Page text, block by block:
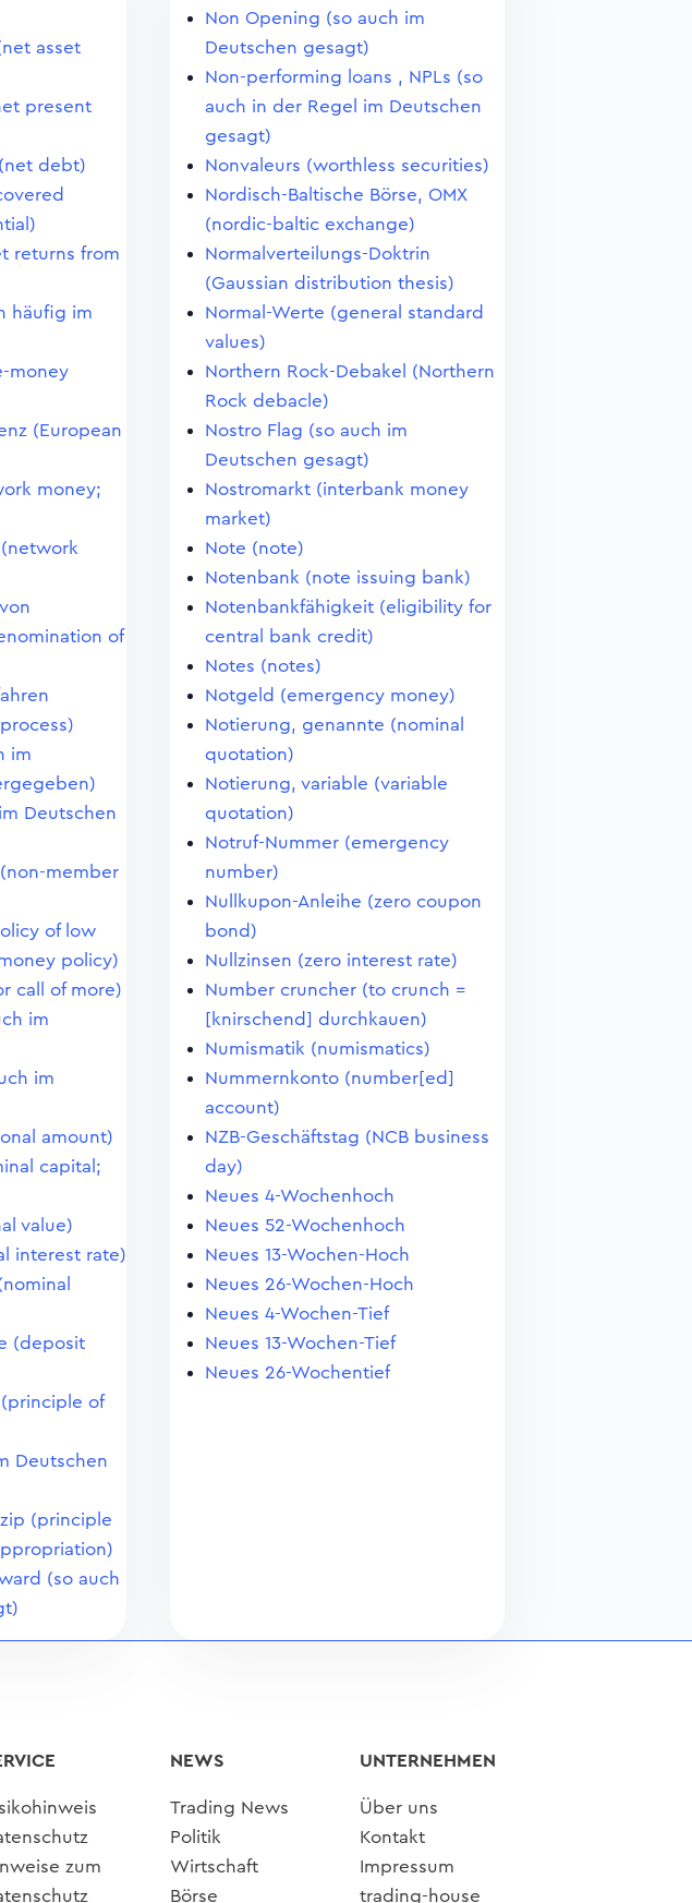
asset
present
debt)
returns from
häufig im
money
(European
money;
of
im
Deutschen
member
of low
policy)
call of more)
im
im
amount)
capital;
value)
interest rate)
(deposit
of
Deutschen
(principle
(so auch
Non Opening (so auch im
Deutschen gesagt)
Non-performing loans , NPLs (so
auch in der Regel im Deutschen
gesagt)
Nonvaleurs (worthless securities)
Nordisch-Baltische Börse, OMX
(nordic-baltic exchange)
Normalverteilungs-Doktrin
(Gaussian distribution thesis)
Normal-Werte (general standard
values)
Northern Rock-Debakel (Northern
Rock debacle)
Nostro Flag (so auch im
Deutschen gesagt)
Nostromarkt (interbank money
market)
Note (note)
Notenbank (note issuing bank)
Notenbankfähigkeit (eligibility for
central bank credit)
Notes (notes)
Notgeld (emergency money)
Notierung, genannte (nominal
quotation)
Notierung, variable (variable
quotation)
Notruf-Nummer (emergency
number)
Nullkupon-Anleihe (zero coupon
bond)
Nullzinsen (zero interest rate)
Number cruncher (to crunch =
[knirschend] durchkauen)
Numismatik (numismatics)
Nummernkonto (number[ed]
account)
NZB-Geschäftstag (NCB business
day)
Neues 4-Wochenhoch
Neues 52-Wochenhoch
Neues 13-Wochen-Hoch
Neues 26-Wochen-Hoch
Neues 4-Wochen-Tief
Neues 13-Wochen-Tief
Neues 26-Wochentief
zum
NEWS
Trading News
Politik
Wirtschaft
Börse
UNTERNEHMEN
Über uns
Kontakt
Impressum
trading-house